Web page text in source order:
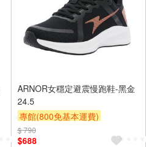
ARNOR女穩定避震慢跑鞋-黑金
24.5
專館(800免基本運費)
滿額9折
$ 790
$688